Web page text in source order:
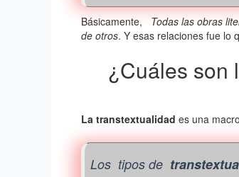
Básicamente, Todas las obras
de otros. Y esas relaciones fue lo
¿Cuáles son
La transtextualidad es una
Los tipos de